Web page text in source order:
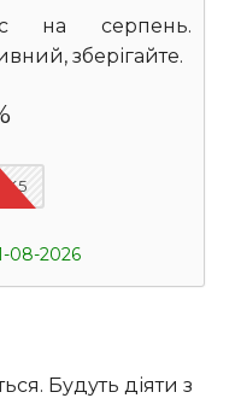
на серпень.
зберігайте.
08-2026
Будуть діяти з